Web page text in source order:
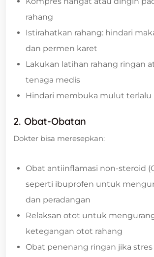
rahang
Istirahatkan rahang: hindari
dan permen karet
Lakukan latihan rahang ringan
tenaga medis
Hindari membuka mulut terlalu
2. Obat-Obatan
Dokter bisa meresepkan:
Obat antiinflamasi non-steroid
seperti ibuprofen untuk
dan peradangan
Relaksan otot untuk
ketegangan otot rahang
Obat penenang ringan jika